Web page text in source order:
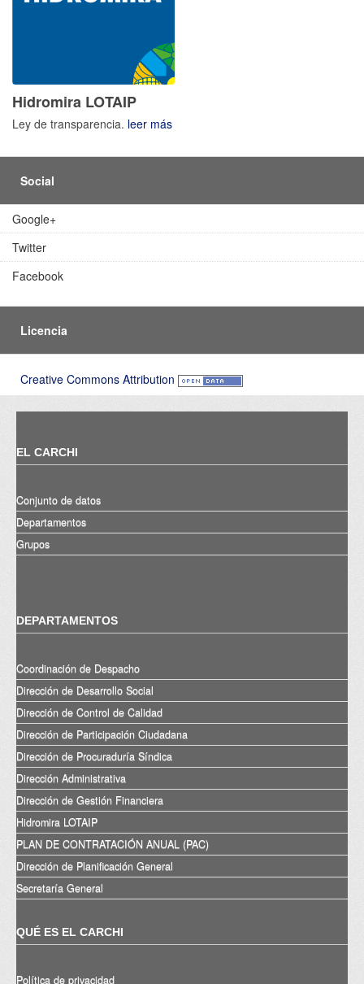
Hidromira LOTAIP
Ley de transparencia. leer más
Social
Google+
Twitter
Facebook
Licencia
Creative Commons Attribution
EL CARCHI
Conjunto de datos
Departamentos
Grupos
DEPARTAMENTOS
Coordinación de Despacho
Dirección de Desarrollo Social
Dirección de Control de Calidad
Dirección de Participación Ciudadana
Dirección de Procuraduría Síndica
Dirección Administrativa
Dirección de Gestión Financiera
Hidromira LOTAIP
PLAN DE CONTRATACIÓN ANUAL (PAC)
Dirección de Planificación General
Secretaría General
QUÉ ES EL CARCHI
Política de privacidad